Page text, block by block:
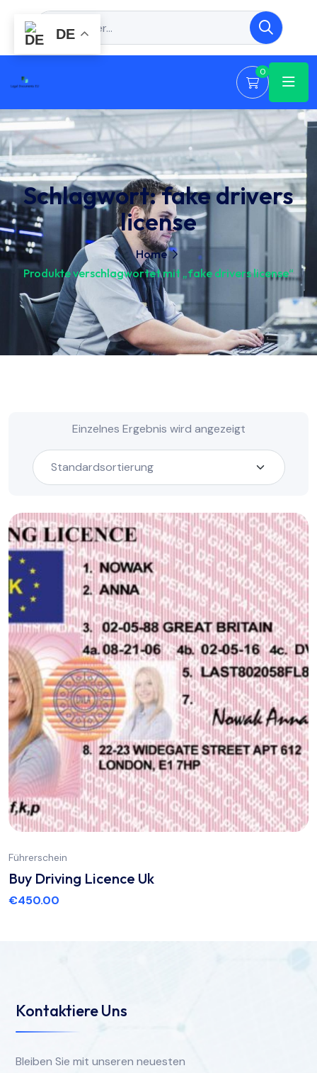
0
Schlagwort:fake drivers
license
Home
Produkte verschlagwortet mit „fake drivers license“
Einzelnes Ergebnis wird angezeigt
Führerschein
Buy Driving Licence Uk
€450.00
Kontaktiere Uns
Bleiben Sie mit unseren neuesten
DE